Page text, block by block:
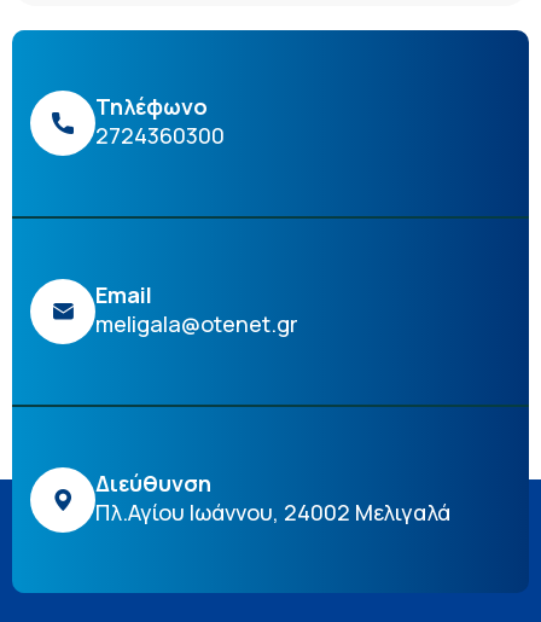
Τηλέφωνο
2724360300
Email
meligala@otenet.gr
Διεύθυνση
Πλ.Αγίου Ιωάννου, 24002 Μελιγαλά